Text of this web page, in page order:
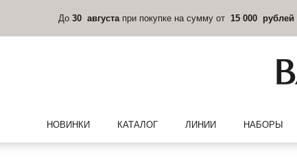
До 30 августа при покупке на сумму от 15 000 рублей
НОВИНКИ КАТАЛОГ ЛИНИИ НАБОРЫ